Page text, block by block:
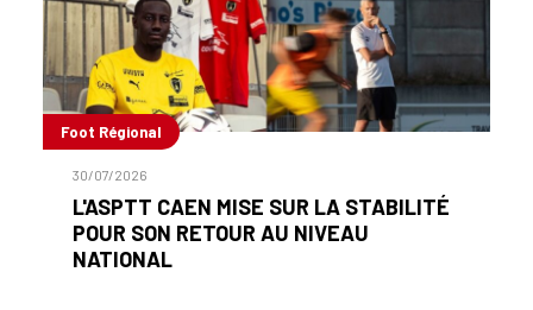
Foot Régional
30/07/2026
L'ASPTT CAEN MISE SUR LA STABILITÉ
POUR SON RETOUR AU NIVEAU
NATIONAL